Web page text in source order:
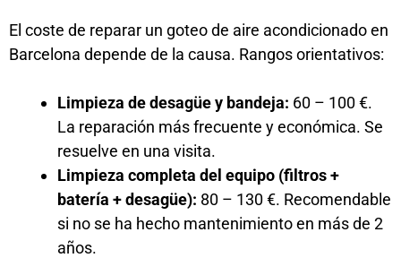
El coste de reparar un goteo de aire acondicionado en
Barcelona depende de la causa. Rangos orientativos:
Limpieza de desagüe y bandeja: 60 – 100 €.
La reparación más frecuente y económica. Se
resuelve en una visita.
Limpieza completa del equipo (filtros +
batería + desagüe): 80 – 130 €. Recomendable
si no se ha hecho mantenimiento en más de 2
años.